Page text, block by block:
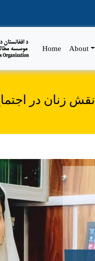
Home About
نقش زنان در